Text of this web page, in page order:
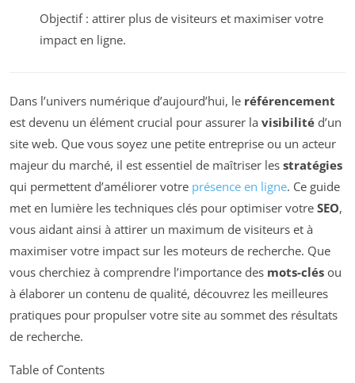
Objectif : attirer plus de visiteurs et maximiser votre
impact en ligne.
Dans l’univers numérique d’aujourd’hui, le référencement
est devenu un élément crucial pour assurer la visibilité d’un
site web. Que vous soyez une petite entreprise ou un acteur
majeur du marché, il est essentiel de maîtriser les stratégies
qui permettent d’améliorer votre présence en ligne. Ce guide
met en lumière les techniques clés pour optimiser votre SEO,
vous aidant ainsi à attirer un maximum de visiteurs et à
maximiser votre impact sur les moteurs de recherche. Que
vous cherchiez à comprendre l’importance des mots-clés ou
à élaborer un contenu de qualité, découvrez les meilleures
pratiques pour propulser votre site au sommet des résultats
de recherche.
Table of Contents